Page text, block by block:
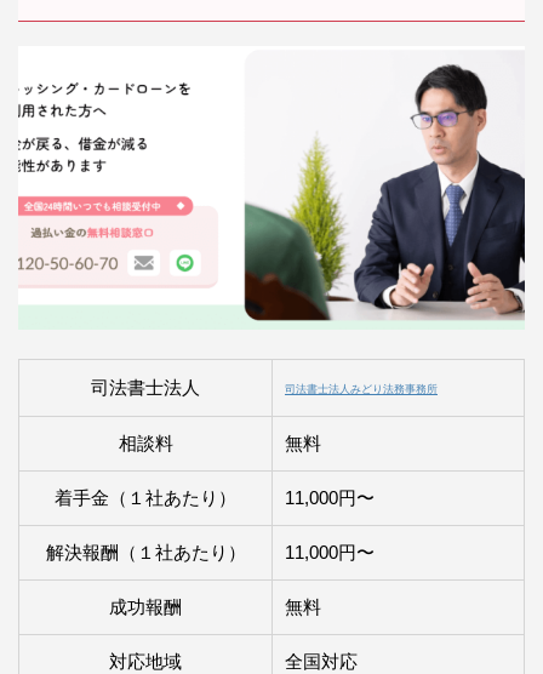
司法書士法人 司法書士法人みどり法務事務所
相談料 無料
着手金（１社あたり） 11,000円〜
解決報酬（１社あたり） 11,000円〜
成功報酬 無料
対応地域 全国対応